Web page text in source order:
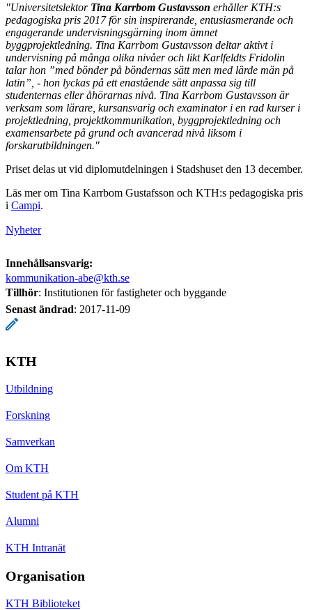
"Universitetslektor Tina Karrbom Gustavsson erhåller KTH:s
pedagogiska pris 2017 för sin inspirerande, entusiasmerande och
engagerande undervisningsgärning inom ämnet
byggprojektledning. Tina Karrbom Gustavsson deltar aktivt i
undervisning på många olika nivåer och likt Karlfeldts Fridolin
talar hon ”med bönder på böndernas sätt men med lärde män på
latin”, - hon lyckas på ett enastående sätt anpassa sig till
studenternas eller åhörarnas nivå. Tina Karrbom Gustavsson är
verksam som lärare, kursansvarig och examinator i en rad kurser i
projektledning, projektkommunikation, byggprojektledning och
examensarbete på grund och avancerad nivå liksom i
forskarutbildningen."
Priset delas ut vid diplomutdelningen i Stadshuset den 13 december.
Läs mer om Tina Karrbom Gustafsson och KTH:s pedagogiska pris
i Campi.
Nyheter
Innehållsansvarig:
kommunikation-abe@kth.se
Tillhör: Institutionen för fastigheter och byggande
Senast ändrad: 2017-11-09
KTH
Utbildning
Forskning
Samverkan
Om KTH
Student på KTH
Alumni
KTH Intranät
Organisation
KTH Biblioteket